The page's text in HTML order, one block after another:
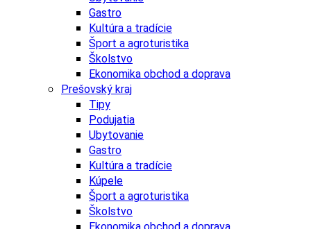
Gastro
Kultúra a tradície
Šport a agroturistika
Školstvo
Ekonomika obchod a doprava
Prešovský kraj
Tipy
Podujatia
Ubytovanie
Gastro
Kultúra a tradície
Kúpele
Šport a agroturistika
Školstvo